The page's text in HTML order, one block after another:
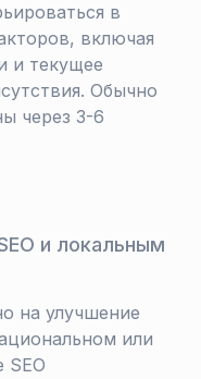
в
включая
и текущее
Обычно
через 3-6
и локальным
на улучшение
или
SEO